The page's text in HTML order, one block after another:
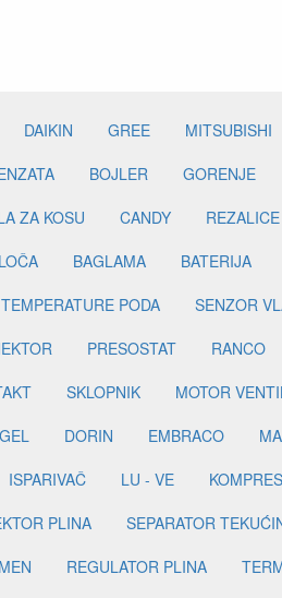
DAIKIN GREE MITSUBISHI
BOJLER GORENJE
ZA KOSU CANDY REZALICE
BAGLAMA BATERIJA
PODA SENZOR
PRESOSTAT RANCO
SKLOPNIK MOTOR
DORIN EMBRACO
ISPARIVAČ LU - VE
PLINA SEPARATOR
REGULATOR PLINA